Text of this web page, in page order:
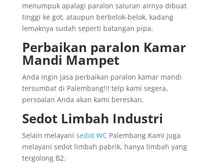
menumpuk apalagi paralon saluran airnya dibuat
tinggi ke got, ataupun berbelok-belok, kadang
lemaknya sudah seperti batangan pipa.
Perbaikan paralon Kamar
Mandi Mampet
Anda ingin jasa perbaikan paralon kamar mandi
tersumbat di Palembang!!! telp kami segera,
persoalan Anda akan kami bereskan.
Sedot Limbah Industri
Selain melayani sedot WCPalembang Kami juga
melayani sedot limbah pabrik, hanya limbah yang
tergolong B2.